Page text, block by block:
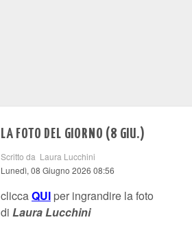
LA FOTO DEL GIORNO (8 GIU.)
Scritto da Laura Lucchini
Lunedì, 08 Giugno 2026 08:56
cliccaQUI per ingrandire la foto
di Laura Lucchini